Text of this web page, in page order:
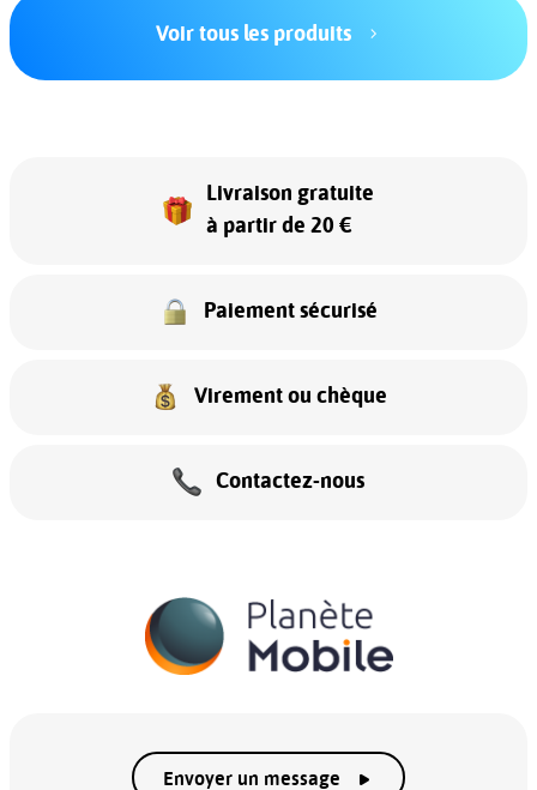
Voir tous les produits
Livraison gratuite
à partir de 20 €
Paiement sécurisé
Virement ou chèque
Contactez-nous
Envoyer un message